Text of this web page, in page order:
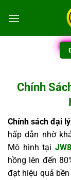
Chính
Chính sách đại
hấp dẫn nhờ
Mô hình tại
hồng lên đến
đạt hiệu quả